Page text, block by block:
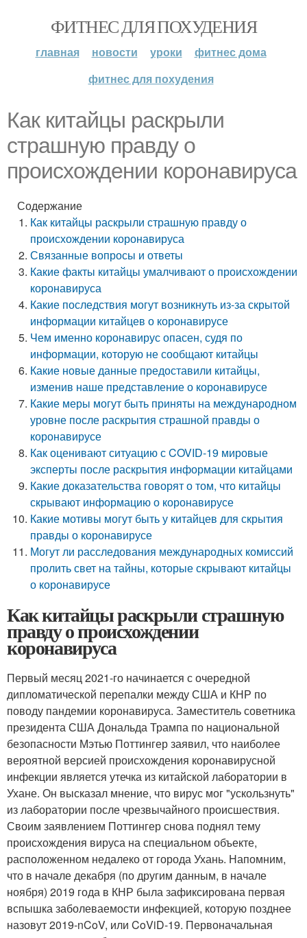
ФИТНЕС ДЛЯ ПОХУДЕНИЯ
главная новости уроки
фитнес дома
фитнес для похудения
Как китайцы раскрыли
страшную правду о
происхождении коронавируса
Содержание
Как китайцы раскрыли страшную правду о
происхождении коронавируса
Связанные вопросы и ответы
Какие факты китайцы умалчивают о происхождении
коронавируса
Какие последствия могут возникнуть из-за скрытой
информации китайцев о коронавирусе
Чем именно коронавирус опасен, судя по
информации, которую не сообщают китайцы
Какие новые данные предоставили китайцы,
изменив наше представление о коронавирусе
Какие меры могут быть приняты на международном
уровне после раскрытия страшной правды о
коронавирусе
Как оценивают ситуацию с COVID-19 мировые
эксперты после раскрытия информации китайцами
Какие доказательства говорят о том, что китайцы
скрывают информацию о коронавирусе
Какие мотивы могут быть у китайцев для скрытия
правды о коронавирусе
Могут ли расследования международных комиссий
пролить свет на тайны, которые скрывают китайцы
о коронавирусе
Как китайцы раскрыли страшную
правду о происхождении
коронавируса
Первый месяц 2021-го начинается с очередной
дипломатической перепалки между США и КНР по
поводу пандемии коронавируса. Заместитель советника
президента США Дональда Трампа по национальной
безопасности Мэтью Поттингер заявил, что наиболее
вероятной версией происхождения коронавирусной
инфекции является утечка из китайской лаборатории в
Ухане. Он высказал мнение, что вирус мог "ускользнуть"
из лаборатории после чрезвычайного происшествия.
Своим заявлением Поттингер снова поднял тему
происхождения вируса на специальном объекте,
расположенном недалеко от города Ухань. Напомним,
что в начале декабря (по другим данным, в начале
ноября) 2019 года в КНР была зафиксирована первая
вспышка заболеваемости инфекцией, которую позднее
назовут 2019-nCoV, или CoViD-19. Первоначальная